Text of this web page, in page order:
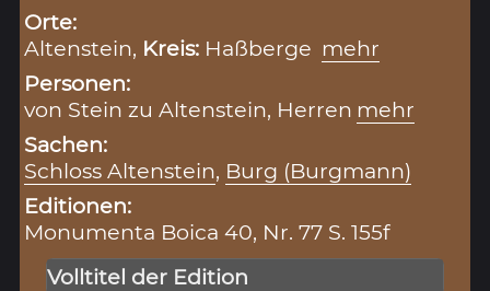
Orte:
Altenstein, Kreis: Haßberge mehr
Personen:
von Stein zu Altenstein, Herren mehr
Sachen:
Schloss Altenstein, Burg (Burgmann)
Editionen:
Monumenta Boica 40, Nr. 77 S. 155f
Volltitel der Edition